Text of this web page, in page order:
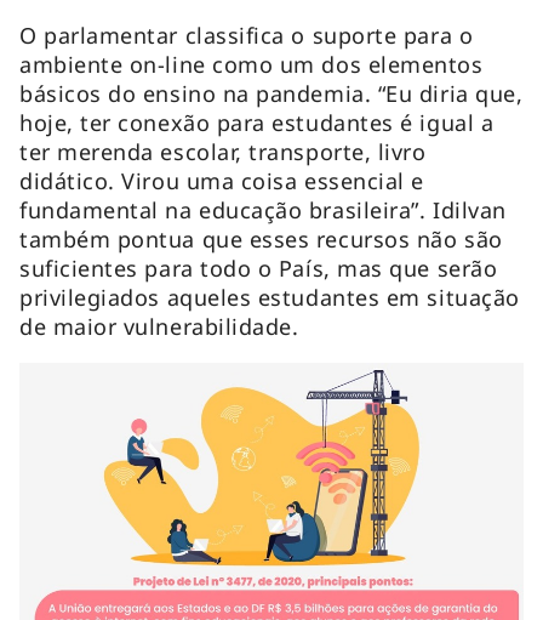
O parlamentar classifica o suporte para o
ambiente on-line como um dos elementos
básicos do ensino na pandemia. “Eu diria que,
hoje, ter conexão para estudantes é igual a
ter merenda escolar, transporte, livro
didático. Virou uma coisa essencial e
fundamental na educação brasileira”. Idilvan
também pontua que esses recursos não são
suficientes para todo o País, mas que serão
privilegiados aqueles estudantes em situação
de maior vulnerabilidade.